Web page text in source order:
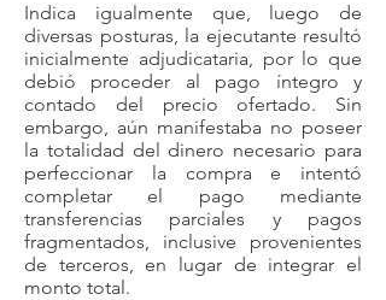
Indica igualmente que, luego de
diversas posturas, la ejecutante resultó
inicialmente adjudicataria, por lo que
debió proceder al pago íntegro y
contado del precio ofertado. Sin
embargo, aún manifestaba no poseer
la totalidad del dinero necesario para
perfeccionar la compra e intentó
completar el pago mediante
transferencias parciales y pagos
fragmentados, inclusive provenientes
de terceros, en lugar de integrar el
monto total.